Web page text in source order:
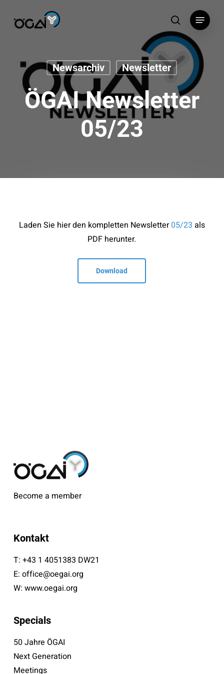
search
Menu
Newsarchiv Newsletter
ÖGAI Newsletter
05/23
Laden Sie hier den kompletten Newsletter05/23 als
PDF herunter.
Download
Become a member
Kontakt
T: +43 1 4051383 DW21
E: office@oegai.org
W: www.oegai.org
Specials
50 Jahre ÖGAI
Next Generation
Meetings